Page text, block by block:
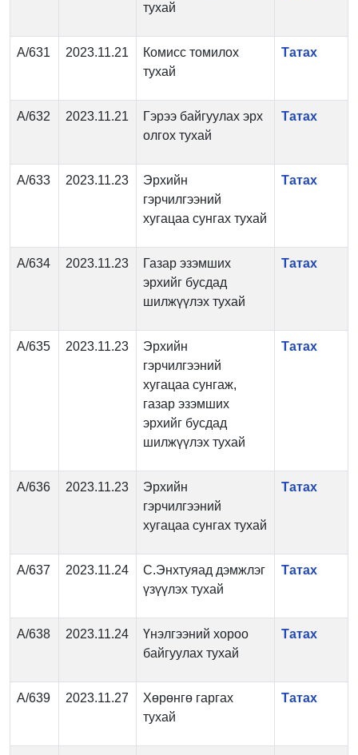
тухай
А/631 2023.11.21
Комисс томилох
тухай
Татах
А/632 2023.11.21
Гэрээ байгуулах эрх
олгох тухай
Татах
А/633 2023.11.23
Эрхийн
гэрчилгээний
хугацаа сунгах тухай
Татах
А/634 2023.11.23
Газар эзэмших
эрхийг бусдад
шилжүүлэх тухай
Татах
А/635 2023.11.23
Эрхийн
гэрчилгээний
хугацаа сунгаж,
газар эзэмших
эрхийг бусдад
шилжүүлэх тухай
Татах
А/636 2023.11.23
Эрхийн
гэрчилгээний
хугацаа сунгах тухай
Татах
А/637 2023.11.24
С.Энхтуяад дэмжлэг
үзүүлэх тухай
Татах
А/638 2023.11.24
Үнэлгээний хороо
байгуулах тухай
Татах
А/639 2023.11.27
Хөрөнгө гаргах
тухай
Татах